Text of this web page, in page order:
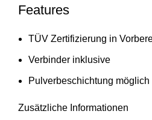
Features
TÜV Zertifizierung in
Verbinder inklusive
Pulverbeschichtung möglich
Zusätzliche Informationen